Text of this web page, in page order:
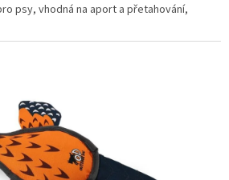
psy, vhodná na aport a přetahování,